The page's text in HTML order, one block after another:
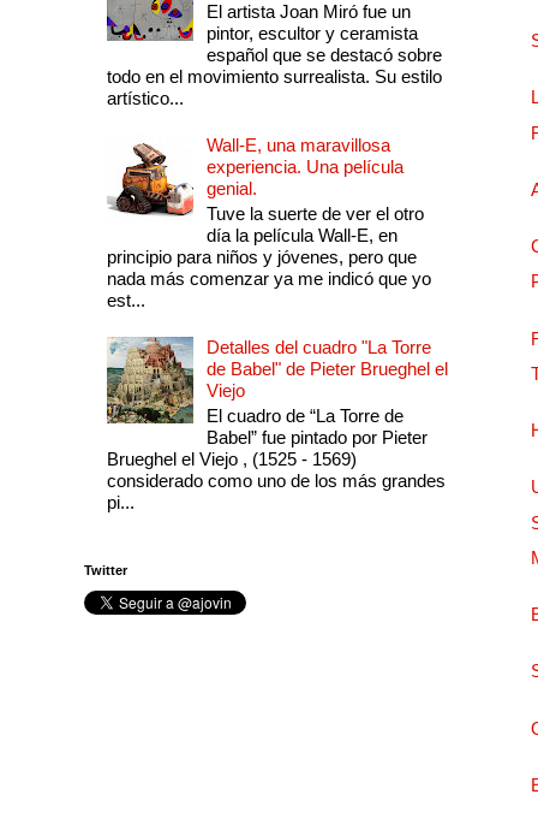
El artista Joan Miró fue un
pintor, escultor y ceramista
español que se destacó sobre
todo en el movimiento surrealista. Su estilo
artístico...
Wall-E, una maravillosa
experiencia. Una película
genial.
Tuve la suerte de ver el otro
día la película Wall-E, en
principio para niños y jóvenes, pero que
nada más comenzar ya me indicó que yo
est...
Detalles del cuadro "La Torre
de Babel" de Pieter Brueghel el
Viejo
El cuadro de “La Torre de
Babel” fue pintado por Pieter
Brueghel el Viejo , (1525 - 1569)
considerado como uno de los más grandes
pi...
Twitter